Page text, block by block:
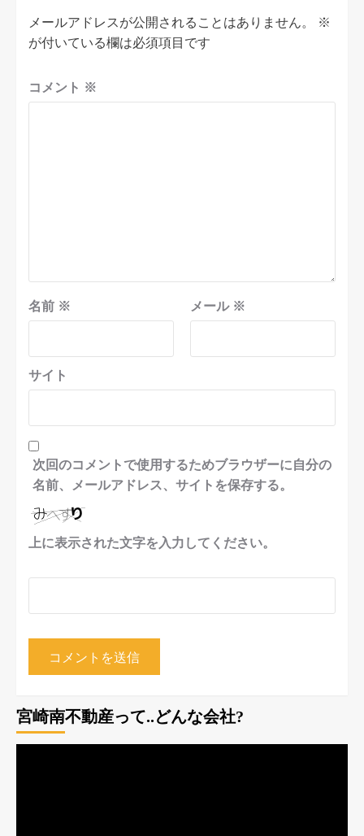
メールアドレスが公開されることはありません。
※
が付いている欄は必須項目です
コメント ※
名前 ※ メール ※
サイト
次回のコメントで使用するためブラウザーに自分の
名前、メールアドレス、サイトを保存する。
上に表示された文字を入力してください。
宮崎南不動産って..どんな会社?